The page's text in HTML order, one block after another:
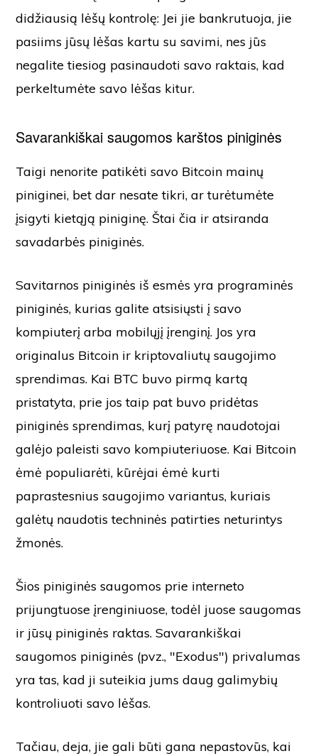
didžiausią lėšų kontrolę: Jei jie bankrutuoja, jie
pasiims jūsų lėšas kartu su savimi, nes jūs
negalite tiesiog pasinaudoti savo raktais, kad
perkeltumėte savo lėšas kitur.
Savarankiškai saugomos karštos piniginės
Taigi nenorite patikėti savo Bitcoin mainų
piniginei, bet dar nesate tikri, ar turėtumėte
įsigyti kietąją piniginę. Štai čia ir atsiranda
savadarbės piniginės.
Savitarnos piniginės iš esmės yra programinės
piniginės, kurias galite atsisiųsti į savo
kompiuterį arba mobilųjį įrenginį. Jos yra
originalus Bitcoin ir kriptovaliutų saugojimo
sprendimas. Kai BTC buvo pirmą kartą
pristatyta, prie jos taip pat buvo pridėtas
piniginės sprendimas, kurį patyrę naudotojai
galėjo paleisti savo kompiuteriuose. Kai Bitcoin
ėmė populiarėti, kūrėjai ėmė kurti
paprastesnius saugojimo variantus, kuriais
galėtų naudotis techninės patirties neturintys
žmonės.
Šios piniginės saugomos prie interneto
prijungtuose įrenginiuose, todėl juose saugomas
ir jūsų piniginės raktas. Savarankiškai
saugomos piniginės (pvz., "Exodus") privalumas
yra tas, kad ji suteikia jums daug galimybių
kontroliuoti savo lėšas.
Tačiau, deja, jie gali būti gana nepastovūs, kai